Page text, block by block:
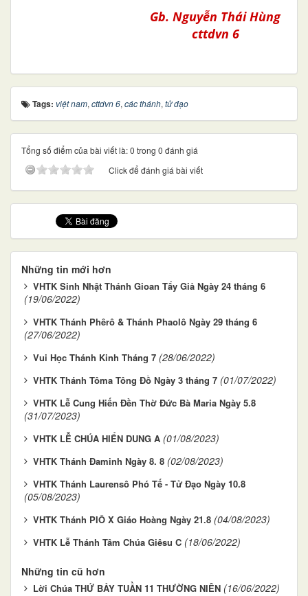
Gb. Nguyễn Thái Hùng
cttdvn 6
Tags: việt nam, cttdvn 6, các thánh, tử đạo
Tổng số điểm của bài viết là: 0 trong 0 đánh giá
Click để đánh giá bài viết
Những tin mới hơn
VHTK Sinh Nhật Thánh Gioan Tẩy Giả Ngày 24 tháng 6
(19/06/2022)
VHTK Thánh Phêrô & Thánh Phaolô Ngày 29 tháng 6
(27/06/2022)
Vui Học Thánh Kinh Tháng 7 (28/06/2022)
VHTK Thánh Tôma Tông Đồ Ngày 3 tháng 7 (01/07/2022)
VHTK Lễ Cung Hiến Đền Thờ Đức Bà Maria Ngày 5.8
(31/07/2023)
VHTK LỄ CHÚA HIỂN DUNG A (01/08/2023)
VHTK Thánh Đaminh Ngày 8. 8 (02/08/2023)
VHTK Thánh Laurensô Phó Tế - Tử Đạo Ngày 10.8
(05/08/2023)
VHTK Thánh PIÔ X Giáo Hoàng Ngày 21.8 (04/08/2023)
VHTK Lễ Thánh Tâm Chúa Giêsu C (18/06/2022)
Những tin cũ hơn
Lời Chúa THỨ BẢY TUẦN 11 THƯỜNG NIÊN (16/06/2022)